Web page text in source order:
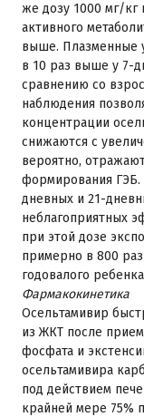
же дозу 1000 мг/кг
активного
выше. Плазменные
в 10 раз выше у 7-
сравнению со
наблюдения
концентрации
снижаются с
вероятно,
формирования ГЭБ.
дневных и 21-
неблагоприятных
при этой дозе
примерно в 800
годовалого
Фармакокинетика
Осельтамивир
из ЖКТ после
фосфата и
осельтамивира
под действием
крайней мере 75%